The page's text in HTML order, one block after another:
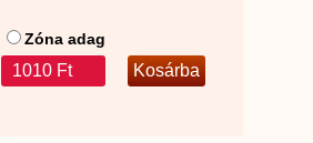
Zóna adag
1010 Ft